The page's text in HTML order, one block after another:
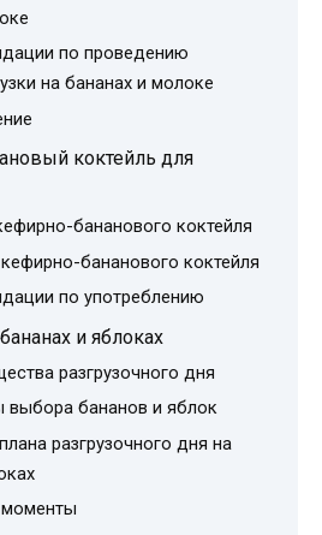
по проведению
на бананах и молоке
коктейль для
бананового коктейля
бананового коктейля
по употреблению
и яблоках
разгрузочного дня
выбора бананов и яблок
разгрузочного дня на